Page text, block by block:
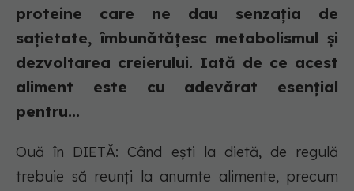
proteine care ne dau senzația de
sațietate, îmbunătățesc metabolismul și
dezvoltarea creierului. Iată de ce acest
aliment este cu adevărat esențial
pentru...
Ouă în DIETĂ: Când ești la dietă, de regulă
trebuie să reunți la anumte alimente, precum